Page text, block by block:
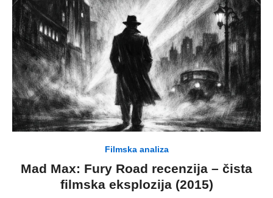
Filmska analiza
Mad Max: Fury Road recenzija – čista
filmska eksplozija (2015)